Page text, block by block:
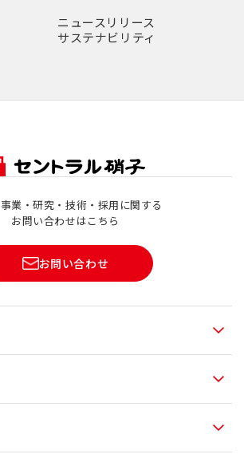
ニュースリリース
サステナビリティ
業・研究・技術・採用に関する
お問い合わせはこちら
お問い合わせ